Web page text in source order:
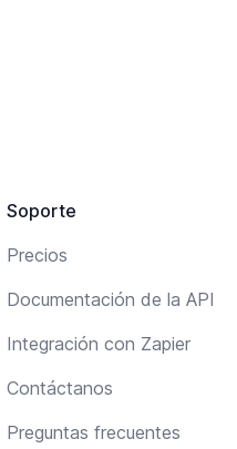
Soporte
Precios
Documentación de la API
Integración con Zapier
Contáctanos
Preguntas frecuentes